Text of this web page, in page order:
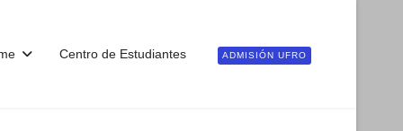
Centro de Estudiantes ADMISIÓN UFRO